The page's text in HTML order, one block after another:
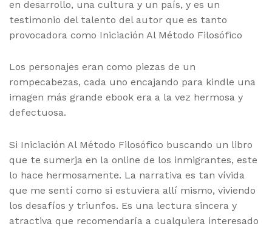
en desarrollo, una cultura y un país, y es un
testimonio del talento del autor que es tanto
provocadora como Iniciación Al Método Filosófico
Los personajes eran como piezas de un
rompecabezas, cada uno encajando para kindle una
imagen más grande ebook era a la vez hermosa y
defectuosa.
Si Iniciación Al Método Filosófico buscando un libro
que te sumerja en la online de los inmigrantes, este
lo hace hermosamente. La narrativa es tan vívida
que me sentí como si estuviera allí mismo, viviendo
los desafíos y triunfos. Es una lectura sincera y
atractiva que recomendaría a cualquiera interesado